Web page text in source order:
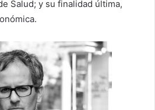
Salud; y su finalidad última,